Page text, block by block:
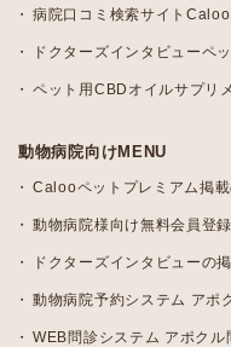
病院口コミ検索サイトCaloo
ドクターズインタビューペッ
ペット用CBDオイルサプリ
動物病院向けMENU
Calooペットプレミアム掲
動物病院様向け無料会員登
ドクターズインタビューの
動物病院予約システム アポ
WEB問診システム アポクル